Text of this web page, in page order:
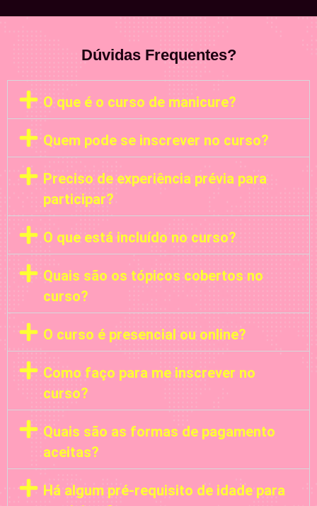
Dúvidas Frequentes?
O que é o curso de manicure?
Quem pode se inscrever no curso?
Preciso de experiência prévia para
participar?
O que está incluído no curso?
Quais são os tópicos cobertos no
curso?
O curso é presencial ou online?
Como faço para me inscrever no
curso?
Quais são as formas de pagamento
aceitas?
Há algum pré-requisito de idade para